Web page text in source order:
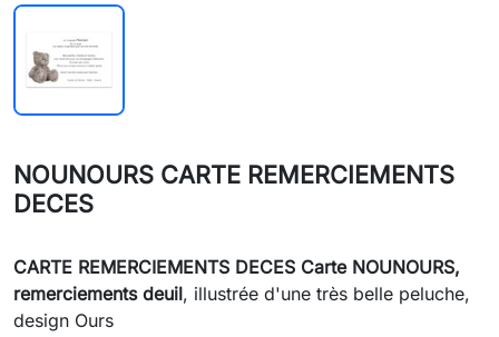
NOUNOURS CARTE REMERCIEMENTS
DECES
CARTE REMERCIEMENTS DECES Carte NOUNOURS,
remerciements deuil, illustrée d'une très belle peluche,
design Ours